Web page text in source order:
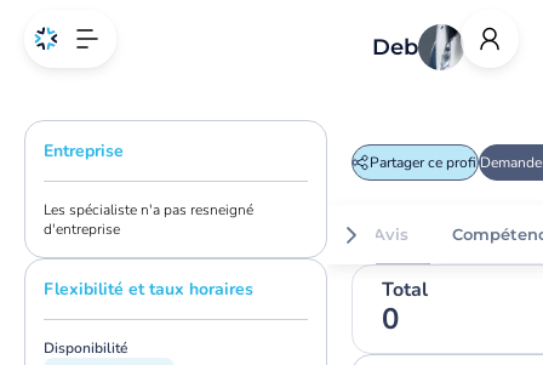
Entreprise
Les spécialiste n'a pas resneigné
d'entreprise
Flexibilité et taux horaires
Disponibilité
Deb
Partager ce profil
Avis
Total
0